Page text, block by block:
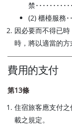
禁･････････
(2) 櫃檯服務･
因必要而不得已
時，將以適當的方
費用的支付
第13條
住宿旅客應支付
載之規定。